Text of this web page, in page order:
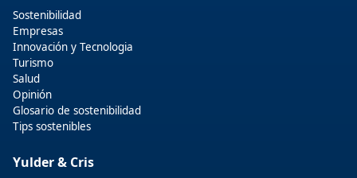
Sostenibilidad
Empresas
Innovación y Tecnologia
Turismo
Salud
Opinión
Glosario de sostenibilidad
Tips sostenibles
Yulder & Cris